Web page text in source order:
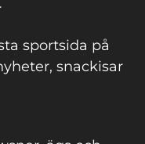
sportsida på
snackisar